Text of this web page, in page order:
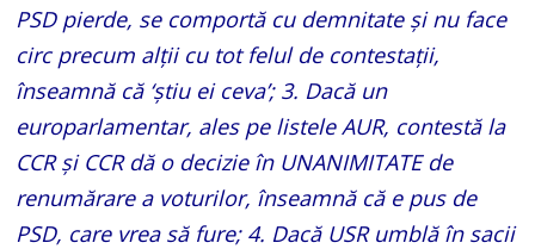
PSD pierde, se comportă cu demnitate şi nu face
circ precum alţii cu tot felul de contestaţii,
înseamnă că ‘ştiu ei ceva’; 3. Dacă un
europarlamentar, ales pe listele AUR, contestă la
CCR şi CCR dă o decizie în UNANIMITATE de
renumărare a voturilor, înseamnă că e pus de
PSD, care vrea să fure; 4. Dacă USR umblă în sacii